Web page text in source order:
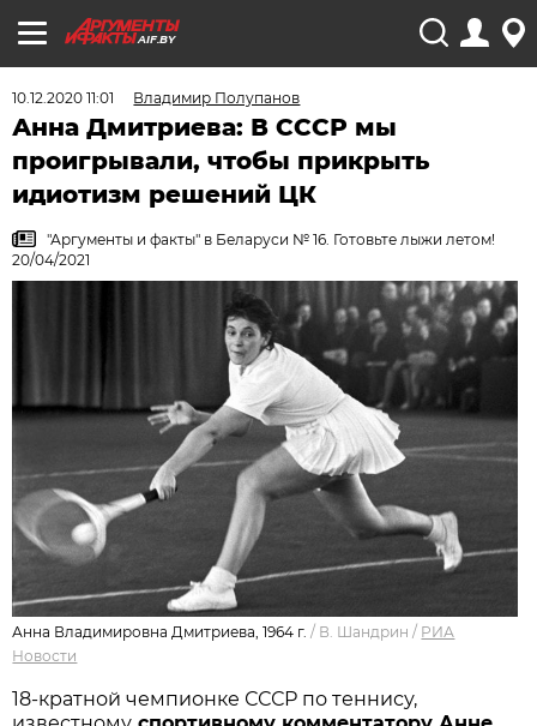
AIF.BY
10.12.2020 11:01 Владимир Полупанов
Анна Дмитриева: В СССР мы
проигрывали, чтобы прикрыть
идиотизм решений ЦК
"Аргументы и факты" в Беларуси № 16. Готовьте лыжи летом!
20/04/2021
Анна Владимировна Дмитриева, 1964 г. / В. Шандрин / РИА
Новости
18-кратной чемпионке СССР по теннису,